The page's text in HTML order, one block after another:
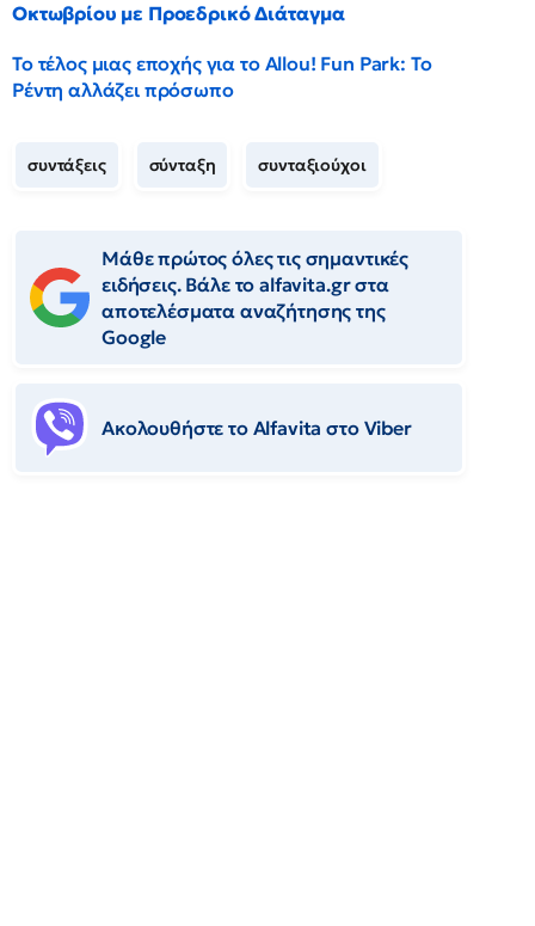
Οκτωβρίου με Προεδρικό Διάταγμα
Το τέλος μιας εποχής για το Allou! Fun Park: Το
Ρέντη αλλάζει πρόσωπο
συντάξεις σύνταξη συνταξιούχοι
Μάθε πρώτος όλες τις σημαντικές
ειδήσεις. Βάλε το alfavita.gr στα
αποτελέσματα αναζήτησης της
Google
Ακολουθήστε το Αlfavita στο Viber